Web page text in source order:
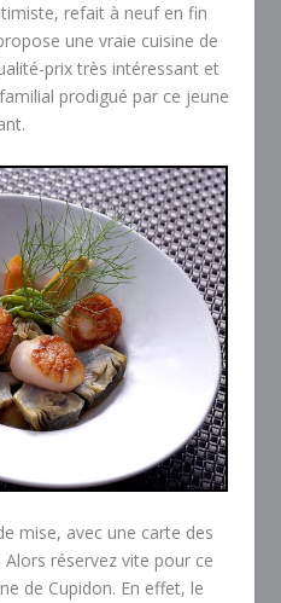
refait à neuf en fin
une vraie cuisine de
prix très intéressant et
prodigué par ce jeune
mise, avec une carte des
réservez vite pour ce
de Cupidon. En effet, le